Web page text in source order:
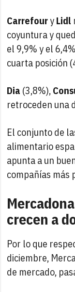
CarrefouryLidl
coyuntura y
el 9,9% y el
cuarta posición
Dia (3,8%),
retroceden una
El conjunto de
alimentario
apunta a un
compañías más
crecen a
Por lo que
diciembre,
de mercado,